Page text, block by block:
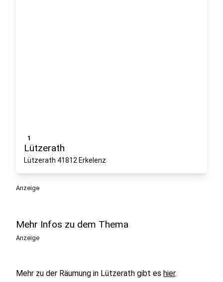
1
Lützerath
Lützerath 41812 Erkelenz
Anzeige
Mehr Infos zu dem Thema
Anzeige
Mehr zu der Räumung in Lützerath gibt es hier.